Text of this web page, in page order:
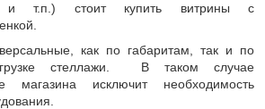
и т.п.) стоит купить витрины с
как по габаритам, так и по
стеллажи. В таком случае
магазина исключит необходимость